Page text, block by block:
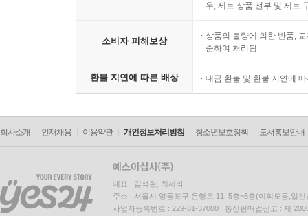
우, 세트 상품 전부 및 세트
소비자 피해보상
상품의 불량에 의한 반품,
준하여 처리됨
환불 지연에 따른 배상 대금 환불 및 환불 지연에
회사소개 인재채용 이용약관 개인정보처리방침 청소년보호정책 도서홍보안내
대표 : 김석환, 최세라
주소 : 서울시 영등포구 은행로 11, 5층~6층(여의도동,일신
사업자등록번호 : 229-81-37000 통신판매업신고 : 제